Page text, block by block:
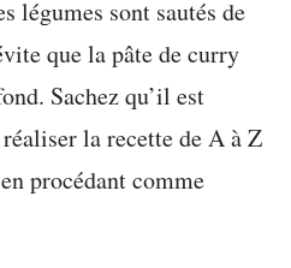
légumes sont sautés de
que la pâte de curry
Sachez qu’il est
la recette de A à Z
procédant comme